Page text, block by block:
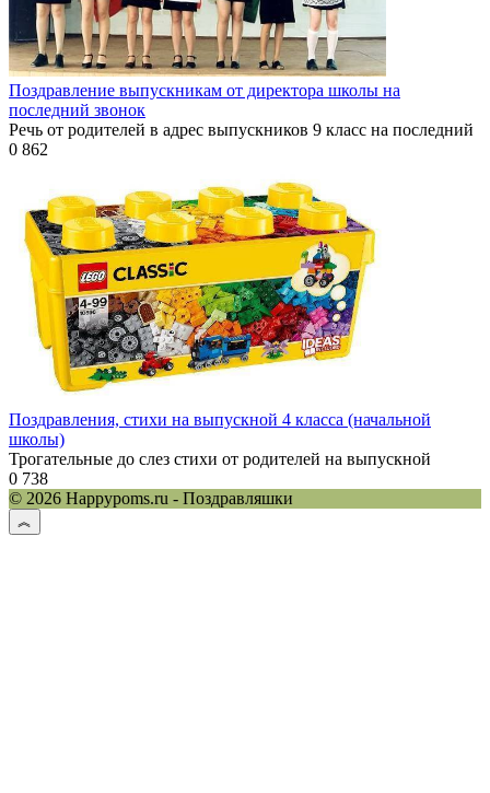
Поздравление выпускникам от директора школы на
последний звонок
Речь от родителей в адрес выпускников 9 класс на последний
0 862
Поздравления, стихи на выпускной 4 класса (начальной
школы)
Трогательные до слез стихи от родителей на выпускной
0 738
© 2026 Happypoms.ru - Поздравляшки